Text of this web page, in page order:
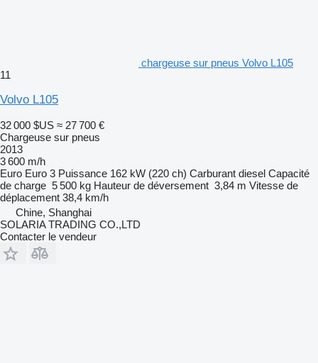
chargeuse sur pneus Volvo L105
11
Volvo L105
32 000 $US ≈ 27 700 €
Chargeuse sur pneus
2013
3 600 m/h
Euro Euro 3 Puissance 162 kW (220 ch) Carburant diesel Capacité
de charge 5 500 kg Hauteur de déversement 3,84 m Vitesse de
déplacement 38,4 km/h
Chine, Shanghai
SOLARIA TRADING CO.,LTD
Contacter le vendeur